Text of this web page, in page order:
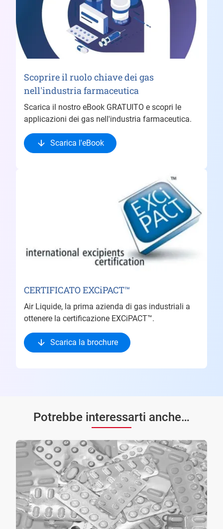
Scoprire il ruolo chiave dei gas
nell'industria farmaceutica
Scarica il nostro eBook GRATUITO e scopri le
applicazioni dei gas nell'industria farmaceutica.
Scarica l'eBook
CERTIFICATO EXCiPACT™
Air Liquide, la prima azienda di gas industriali a
ottenere la certificazione EXCiPACT™.
Scarica la brochure
Potrebbe interessarti anche…